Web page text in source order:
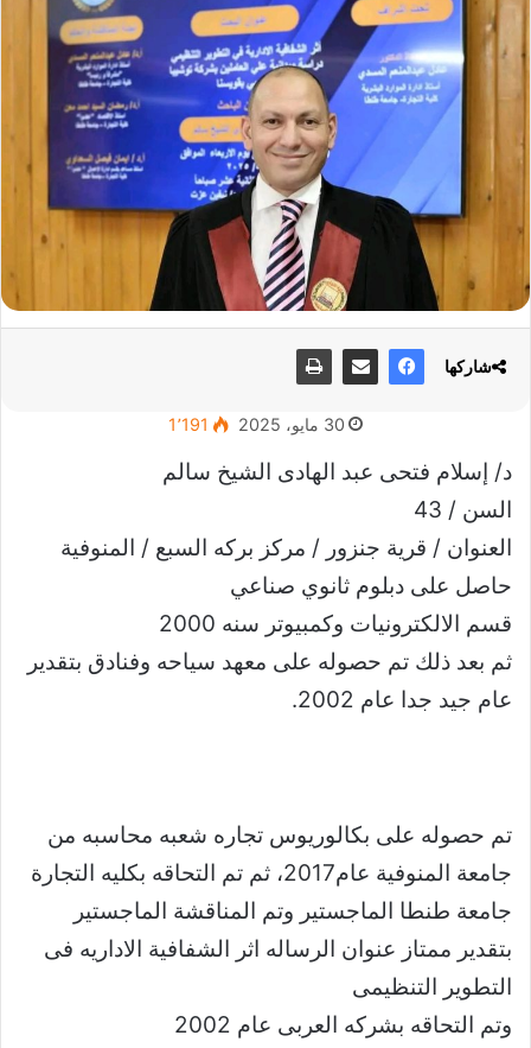
30 مايو، 2025 1٬191
د/ إسلام فتحى عبد الهادى الشيخ سالم
السن / 43
العنوان / قرية جنزور / مركز بركه السبع / المنوفية
حاصل على دبلوم ثانوي صناعي
قسم الالكترونيات وكمبيوتر سنه 2000
ثم بعد ذلك تم حصوله على معهد سياحه وفنادق بتقدير
عام جيد جدا عام 2002.
تم حصوله على بكالوريوس تجاره شعبه محاسبه من
جامعة المنوفية عام2017، ثم تم التحاقه بكليه التجارة
جامعة طنطا الماجستير وتم المناقشة الماجستير
بتقدير ممتاز عنوان الرساله اثر الشفافية الاداريه فى
التطوير التنظيمى
وتم التحاقه بشركه العربى عام 2002
شاركها